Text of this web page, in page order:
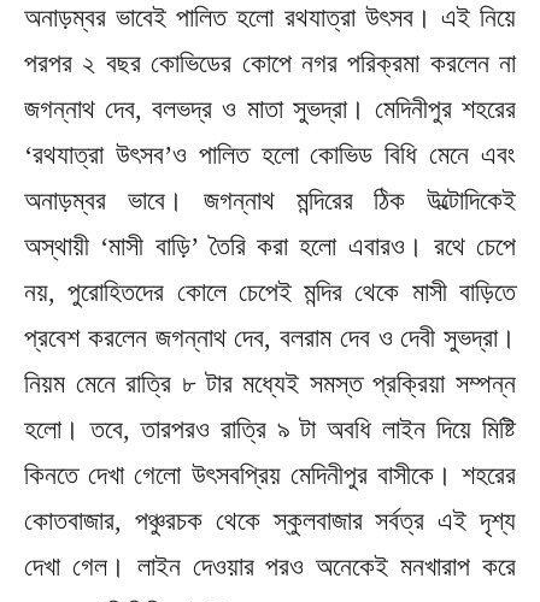
অনাড়ম্বর ভাবেই পালিত হলো রথযাত্রা উৎসব। এই নিয়ে
পরপর ২ বছর কোভিডের কোপে নগর পরিক্রমা করলেন না
জগন্নাথ দেব, বলভদ্র ও মাতা সুভদ্রা। মেদিনীপুর শহরের
‘রথযাত্রা উৎসব’ও পালিত হলো কোভিড বিধি মেনে এবং
অনাড়ম্বর ভাবে। জগন্নাথ মন্দিরের ঠিক উল্টোদিকেই
অস্থায়ী ‘মাসী বাড়ি’ তৈরি করা হলো এবারও। রথে চেপে
নয়, পুরোহিতদের কোলে চেপেই মন্দির থেকে মাসী বাড়িতে
প্রবেশ করলেন জগন্নাথ দেব, বলরাম দেব ও দেবী সুভদ্রা।
নিয়ম মেনে রাত্রি ৮ টার মধ্যেই সমস্ত প্রক্রিয়া সম্পন্ন
হলো। তবে, তারপরও রাত্রি ৯ টা অবধি লাইন দিয়ে মিষ্টি
কিনতে দেখা গেলো উৎসবপ্রিয় মেদিনীপুর বাসীকে। শহরের
কোতবাজার, পঞ্চুরচক থেকে স্কুলবাজার সর্বত্র এই দৃশ্য
দেখা গেল। লাইন দেওয়ার পরও অনেকেই মনখারাপ করে